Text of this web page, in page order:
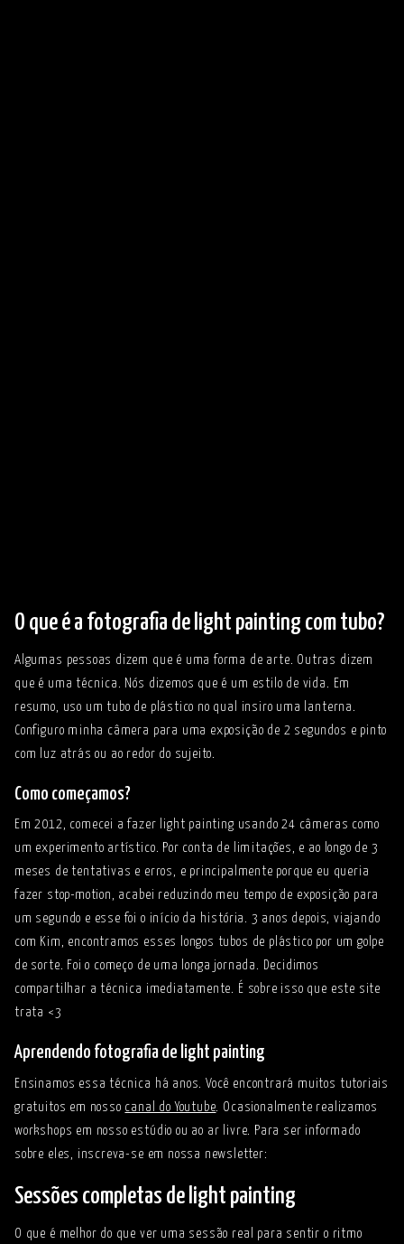
O que é a fotografia de light painting com tubo?
Algumas pessoas dizem que é uma forma de arte. Outras dizem
que é uma técnica. Nós dizemos que é um estilo de vida. Em
resumo, uso um tubo de plástico no qual insiro uma lanterna.
Configuro minha câmera para uma exposição de 2 segundos e pinto
com luz atrás ou ao redor do sujeito.
Como começamos?
Em 2012, comecei a fazer light painting usando 24 câmeras como
um experimento artístico. Por conta de limitações, e ao longo de 3
meses de tentativas e erros, e principalmente porque eu queria
fazer stop-motion, acabei reduzindo meu tempo de exposição para
um segundo e esse foi o início da história. 3 anos depois, viajando
com Kim, encontramos esses longos tubos de plástico por um golpe
de sorte. Foi o começo de uma longa jornada. Decidimos
compartilhar a técnica imediatamente. É sobre isso que este site
trata <3
Aprendendo fotografia de light painting
Ensinamos essa técnica há anos. Você encontrará muitos tutoriais
gratuitos em nosso canal do Youtube. Ocasionalmente realizamos
workshops em nosso estúdio ou ao ar livre. Para ser informado
sobre eles, inscreva-se em nossa newsletter:
Sessões completas de light painting
O que é melhor do que ver uma sessão real para sentir o ritmo